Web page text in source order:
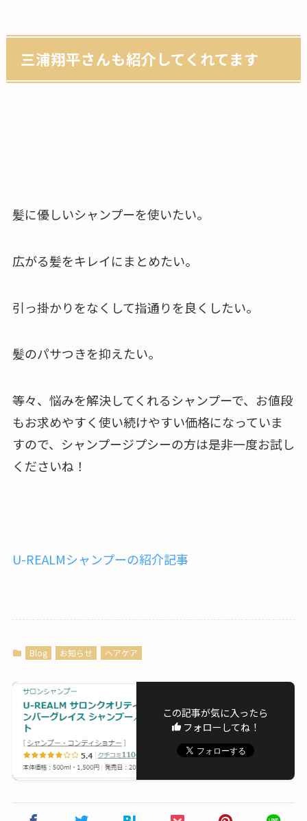
三浦翔平さんも紹介してくれてます
髪に優しいシャンプーを使いたい。
広がる髪をキレイにまとめたい。
引っ掛かりをなくして指通りを良くしたい。
髪のパサつきを抑えたい。
等々、悩みを解決してくれるシャンプーで、お値段
もお求めやすく使い続けやすい価格になっていま
すので、シャンプージプシーの方は是非一度お試し
くださいね！
U-REALMシャンプーの紹介記事
Blog お知らせ ヘアケア
この記事が気に入ったら
フォローしてね！